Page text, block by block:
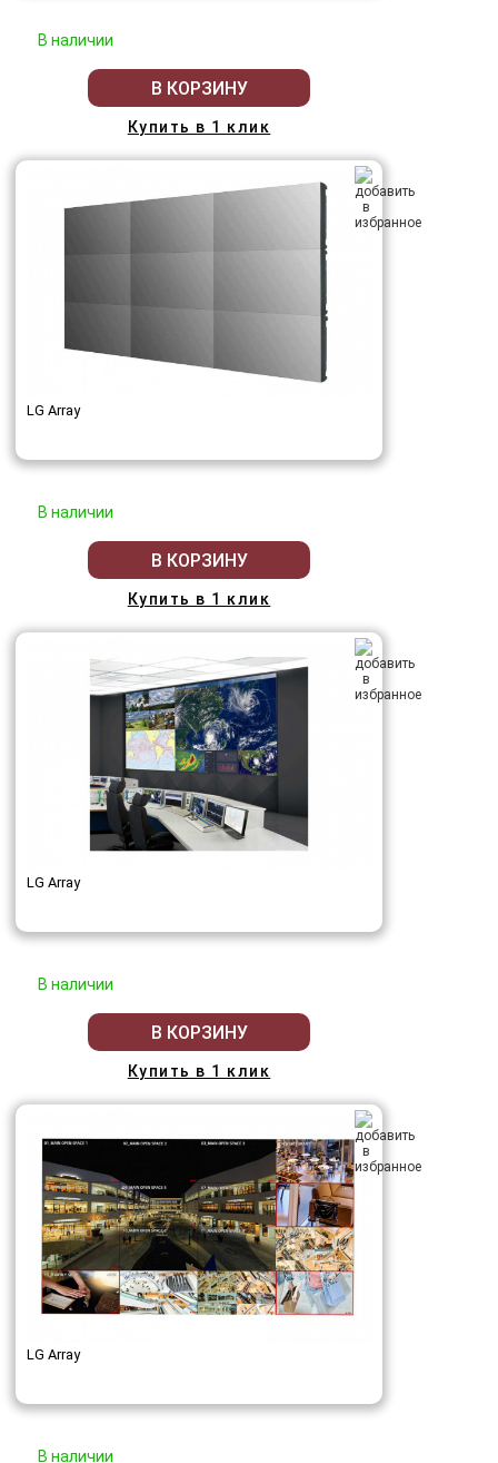
В наличии
В КОРЗИНУ
Купить в 1 клик
LG Array
В наличии
В КОРЗИНУ
Купить в 1 клик
LG Array
В наличии
В КОРЗИНУ
Купить в 1 клик
LG Array
В наличии